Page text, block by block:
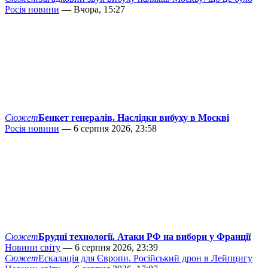
Росія новини — Вчора, 15:27
СюжетБенкет генералів. Наслідки вибуху в Москві
Росія новини — 6 серпня 2026, 23:58
СюжетБрудні технології. Атаки РФ на вибори у Франції
Новини світу — 6 серпня 2026, 23:39
СюжетЕскалація для Європи. Російський дрон в Лейпцигу